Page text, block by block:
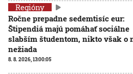
Regióny
Ročne prepadne sedemtisíc eur:
Štipendiá majú pomáhať sociálne
slabším študentom, nikto však o
nežiada
8. 8. 2026, 13:00:05